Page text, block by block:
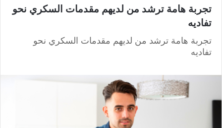
تجربة هامة ترشد من لديهم مقدمات السكري نحو
تفاديه
تجربة هامة ترشد من لديهم مقدمات السكري نحو
تفاديه